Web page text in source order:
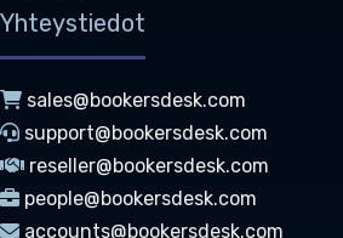
Yhteystiedot
sales@bookersdesk.com
support@bookersdesk.com
reseller@bookersdesk.com
people@bookersdesk.com
accounts@bookersdesk.com